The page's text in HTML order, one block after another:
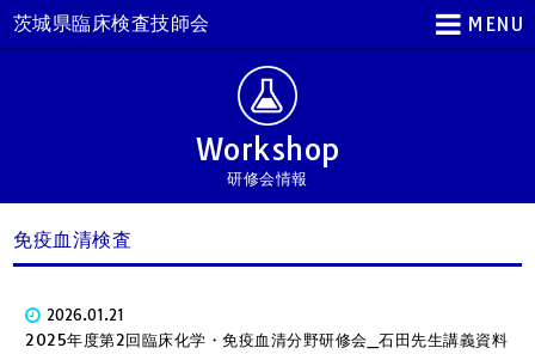
MENU
茨城県臨床検査技師会
Workshop
研修会情報
免疫血清検査
2026.01.21
2025年度第2回臨床化学・免疫血清分野研修会_石田先生講義資料